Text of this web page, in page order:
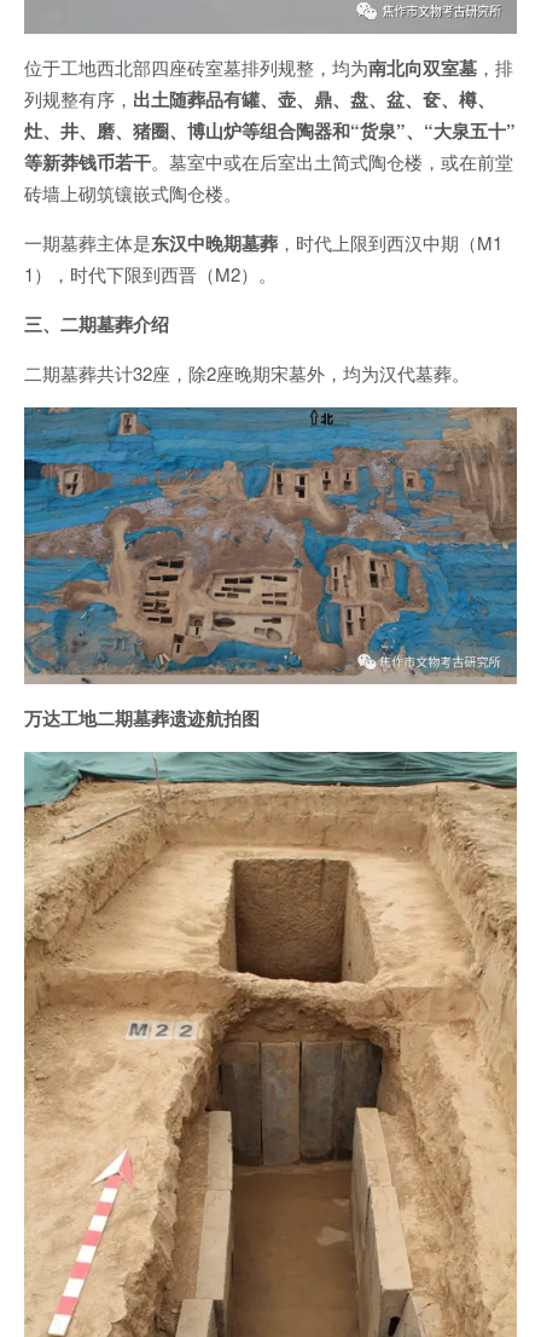
位于工地西北部四座砖室墓排列规整，均为南北向双室墓 ，排
列规整有序， 出土随葬品有罐、壶、鼎、盘、盆、奁、樽、
灶、井、磨、猪圈、博山炉等组合陶器和“货泉”、“大泉五十”
等新莽钱币若干。墓室中或在后室出土简式陶仓楼，或在前堂
砖墙上砌筑镶嵌式陶仓楼。
一期墓葬主体是东汉中晚期墓葬 ，时代上限到西汉中期（M1
1），时代下限到西晋（M2）。
三、二期墓葬介绍
二期墓葬共计32座，除2座晚期宋墓外，均为汉代墓葬。
万达工地二期墓葬遗迹航拍图